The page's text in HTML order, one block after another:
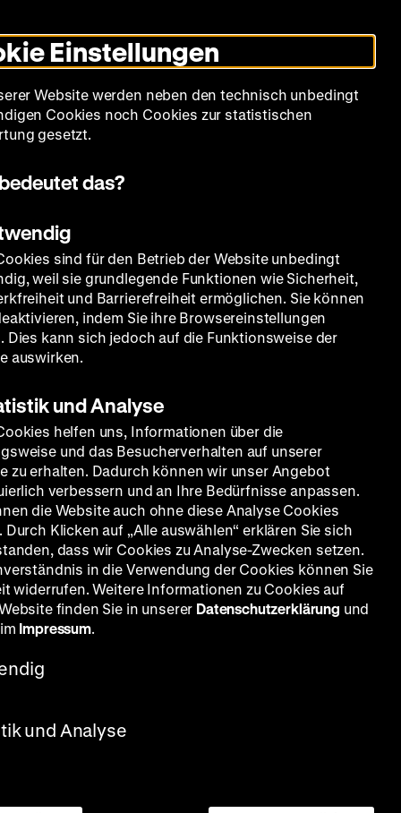
Modus
umschalten
Sprache
Filmreihen Über uns
35mm
Einstellungen
Website werden neben den technisch unbedingt
Cookies noch Cookies zur statistischen
gesetzt.
das?
sind für den Betrieb der Website unbedingt
weil sie grundlegende Funktionen wie Sicherheit,
und Barrierefreiheit ermöglichen. Sie können
indem Sie ihre Browsereinstellungen
Dies kann sich jedoch auf die Funktionsweise der
auswirken.
und Analyse
helfen uns, Informationen über die
und das Besucherverhalten auf unserer
zu erhalten. Dadurch können wir unser Angebot
verbessern und an Ihre Bedürfnisse anpassen.
die Website auch ohne diese Analyse Cookies
Durch Klicken auf „Alle auswählen“ erklären Sie sich
dass wir Cookies zu Analyse-Zwecken setzen.
in die Verwendung der Cookies können Sie
widerrufen. Weitere Informationen zu Cookies auf
finden Sie in unserer Datenschutzerklärung und
Impressum.
und Analyse